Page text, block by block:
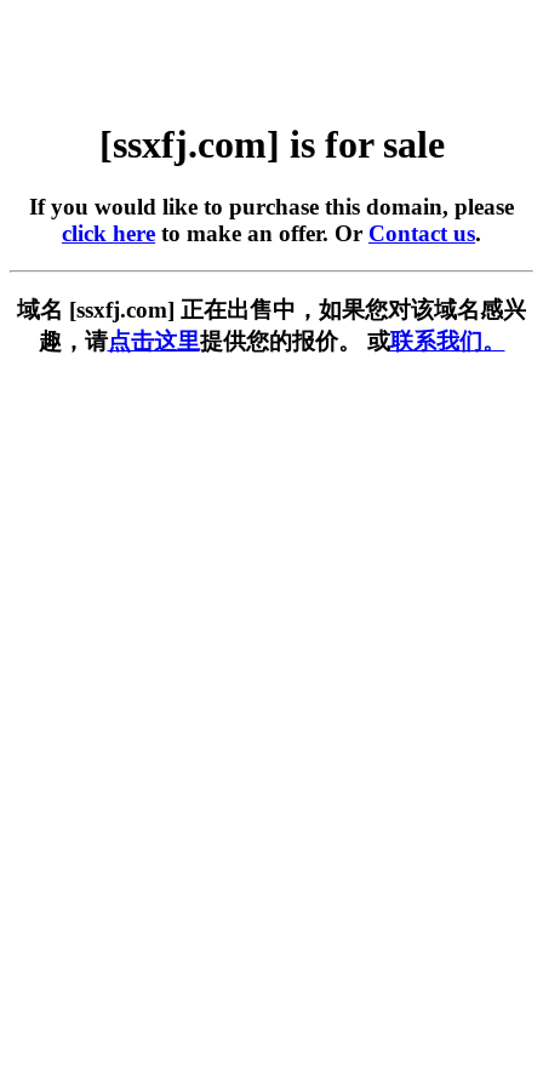
[ssxfj.com] is for sale
If you would like to purchase this domain, please
click here to make an offer. Or Contact us.
域名 [ssxfj.com] 正在出售中，如果您对该域名感兴
趣，请点击这里提供您的报价。 或联系我们。